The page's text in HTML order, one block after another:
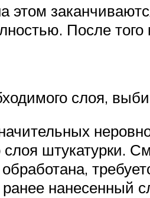
этом
После
слоя,
слоя штукатурки.
обработана,
ранее